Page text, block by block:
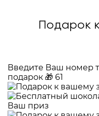
Подарок
Введите Ваш номер
подарок 🎁 61
Ваш приз